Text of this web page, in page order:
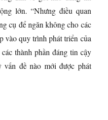
lớn. “Nhưng điều quan
cụ để ngăn không cho các
vào quy trình phát triển của
thành phần đáng tin cậy
đề nào mới được phát